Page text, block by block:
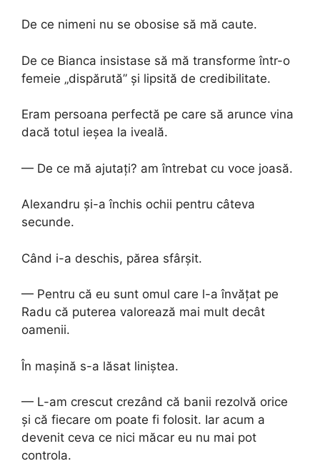
De ce nimeni nu se obosise să mă caute.
De ce Bianca insistase să mă transforme într-o
femeie „dispărută” și lipsită de credibilitate.
Eram persoana perfectă pe care să arunce vina
dacă totul ieșea la iveală.
— De ce mă ajutați? am întrebat cu voce joasă.
Alexandru și-a închis ochii pentru câteva
secunde.
Când i-a deschis, părea sfârșit.
— Pentru că eu sunt omul care l-a învățat pe
Radu că puterea valorează mai mult decât
oamenii.
În mașină s-a lăsat liniștea.
— L-am crescut crezând că banii rezolvă orice
și că fiecare om poate fi folosit. Iar acum a
devenit ceva ce nici măcar eu nu mai pot
controla.